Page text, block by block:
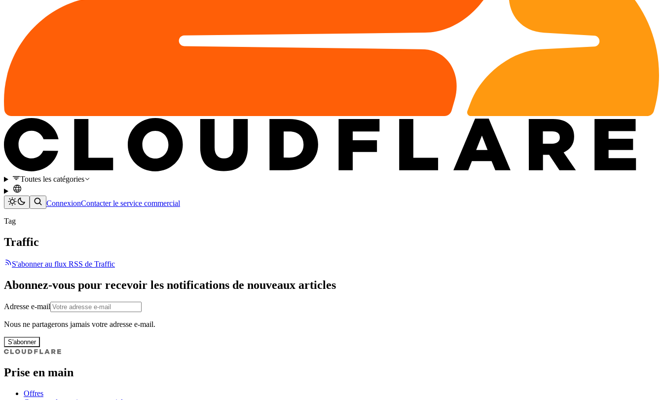
Toutes les catégories
ConnexionContacter le service commercial
Tag
Traffic
S'abonner au flux RSS de Traffic
Abonnez-vous pour recevoir les notifications de nouveaux articles
Adresse e-mail
Nous ne partagerons jamais votre adresse e-mail.
S'abonner
Prise en main
Offres